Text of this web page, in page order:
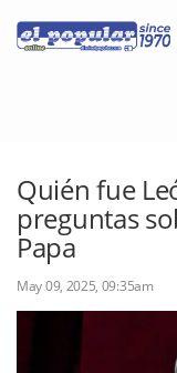
Classifieds
Categorías
Iniciar sesión
Quién fue
preguntas
Papa
May 09, 2025, 09:35am